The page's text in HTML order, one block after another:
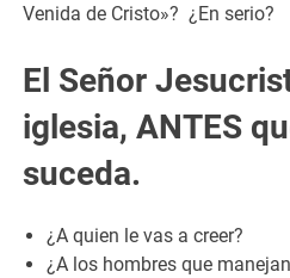
Venida de Cristo»? ¿En serio?
El Señor
iglesia, ANTES
suceda.
¿A quien le vas a creer?
¿A los hombres que